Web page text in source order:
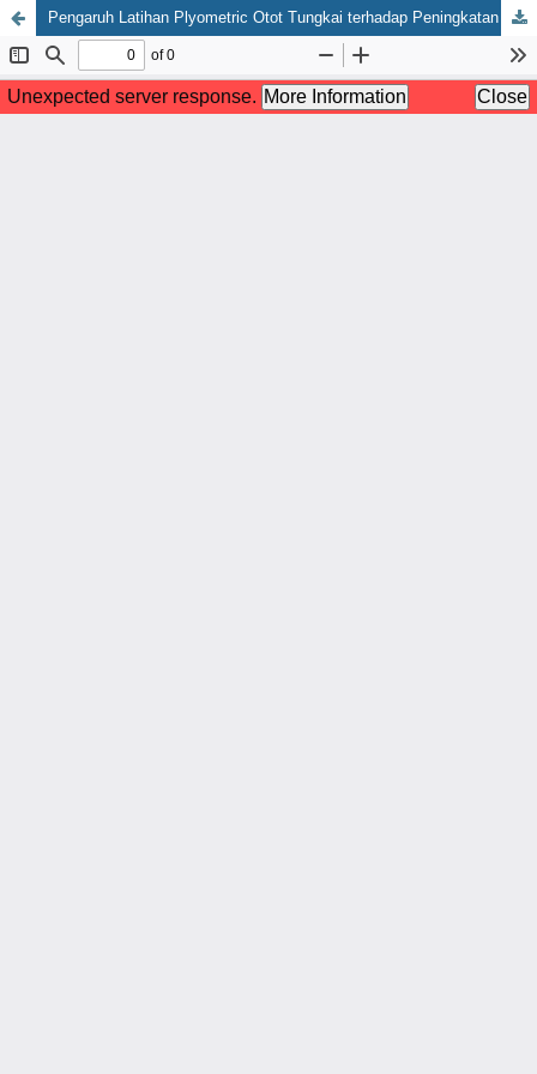
Pengaruh Latihan Plyometric Otot Tungkai terhadap Peningkatan Vertical Jump pada Atlet Bola Voli